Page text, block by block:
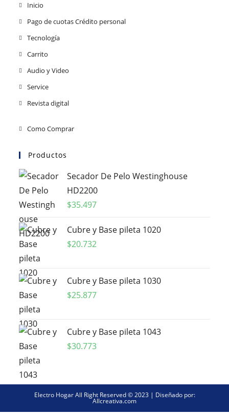
Inicio
Pago de cuotas Crédito personal
Tecnología
Carrito
Audio y Video
Service
Revista digital
Como Comprar
Productos
Secador De Pelo Westinghouse
HD2200
$35.497
Cubre y Base pileta 1020
$20.732
Cubre y Base pileta 1030
$25.877
Cubre y Base pileta 1043
$30.773
Electro Hogar All Right Reserved © 2023 | Diseñado por:
Allcreativa.com